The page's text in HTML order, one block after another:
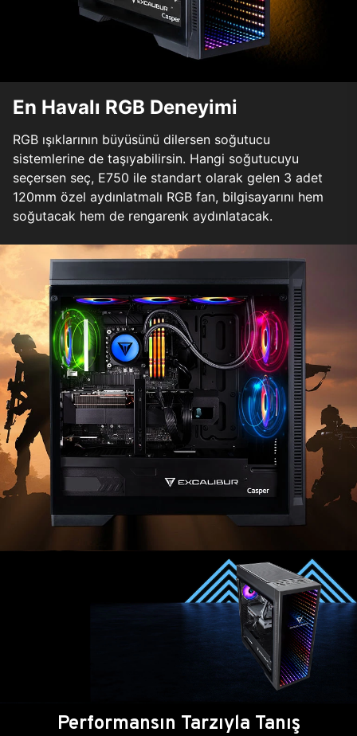
En Havalı RGB Deneyimi
RGB ışıklarının büyüsünü dilersen soğutucu
sistemlerine de taşıyabilirsin. Hangi soğutucuyu
seçersen seç, E750 ile standart olarak gelen 3 adet
120mm özel aydınlatmalı RGB fan, bilgisayarını hem
soğutacak hem de rengarenk aydınlatacak.
Performansın Tarzıyla Tanış